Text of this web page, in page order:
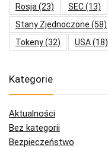
Rosja (23) SEC(13)
Stany Zjednoczone (58)
Tokeny(32) USA(18)
Kategorie
Aktualności
Bez kategorii
Bezpieczeństwo